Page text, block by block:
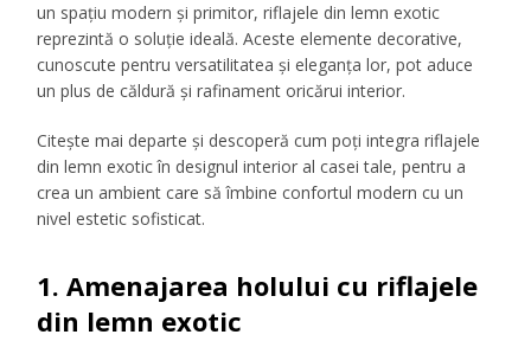
un spațiu modern și primitor, riflajele din lemn exotic
reprezintă o soluție ideală. Aceste elemente decorative,
cunoscute pentru versatilitatea și eleganța lor, pot aduce
un plus de căldură și rafinament oricărui interior.
Citește mai departe și descoperă cum poți integra riflajele
din lemn exotic în designul interior al casei tale, pentru a
crea un ambient care să îmbine confortul modern cu un
nivel estetic sofisticat.
1. Amenajarea holului cu riflajele
din lemn exotic